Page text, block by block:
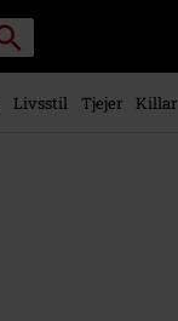
Livsstil Tjejer Killar